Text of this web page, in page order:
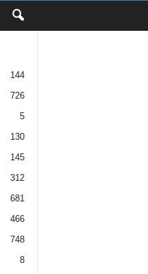
144
726
5
130
145
312
681
466
748
8